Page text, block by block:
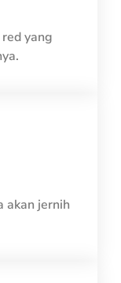
yang
akan jernih